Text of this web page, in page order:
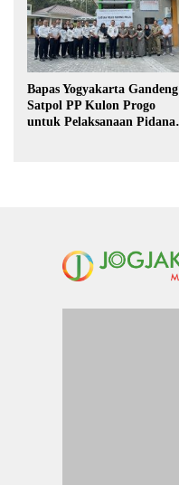
Bapas Yogyakarta Gandeng
Satpol PP Kulon Progo
untuk Pelaksanaan Pidana